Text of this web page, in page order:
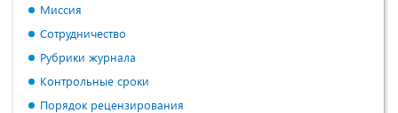
Миссия
Сотрудничество
Рубрики журнала
Контрольные сроки
Порядок рецензирования